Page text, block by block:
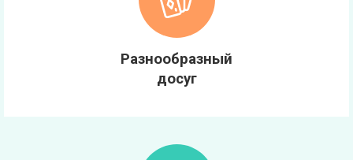
Разнообразный
досуг